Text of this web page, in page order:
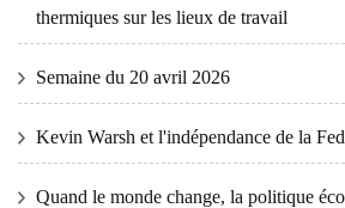
thermiques sur les lieux de travail
Semaine du 20 avril 2026
Kevin Warsh et l'indépendance de la Fed
Quand le monde change, la politique